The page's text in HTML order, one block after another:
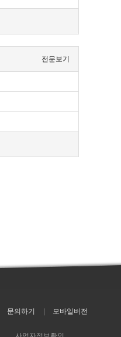
,
하여 이용자의
호 등에 관한
을 변경하는
및 제공일자를
전문보기
문의하기 모바일버전